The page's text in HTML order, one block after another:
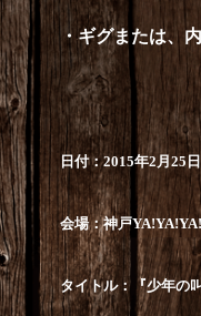
・ギグまたは、
日付：2015年2 月 25
会場：神戸YA!YA!YA!
タイトル：『少年の